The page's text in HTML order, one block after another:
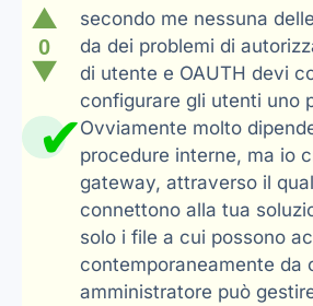
▲
0
▼
✔
secondo me nessuna
da dei problemi di
di utente e OAUTH devi
configurare gli utenti uno
Ovviamente molto
procedure interne, ma io
gateway, attraverso il
connettono alla tua
solo i file a cui possono
contemporaneamente da
amministratore può